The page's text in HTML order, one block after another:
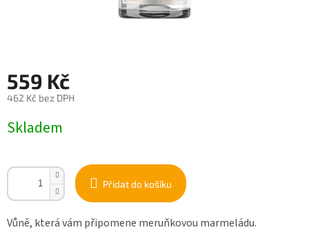
559 Kč
462 Kč bez DPH
cena:
Skladem
Přidat do košíku
Vůně, která vám připomene meruňkovou marmeládu.